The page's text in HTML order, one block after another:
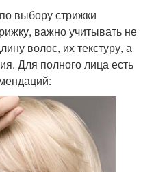
выбору стрижки
важно учитывать не
волос, их текстуру, а
Для полного лица есть